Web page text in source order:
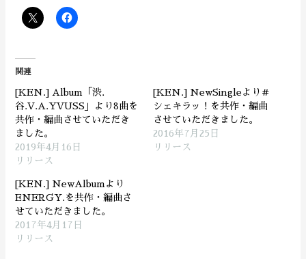
関連
[KEN.] Album「渋.
谷.V.A.YVUSS」より8曲を
共作・編曲させていただき
ました。
2019年4月16日
リリース
[KEN.] NewSingleより＃
シェキラッ！を共作・編曲
させていただきました。
2016年7月25日
リリース
[KEN.] NewAlbumより
ENERGY.を共作・編曲さ
せていただきました。
2017年4月17日
リリース